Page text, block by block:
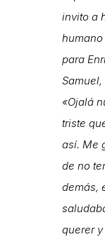
invito a
para
Samuel,
«Ojalá
triste
así. Me
de no
demás,
querer